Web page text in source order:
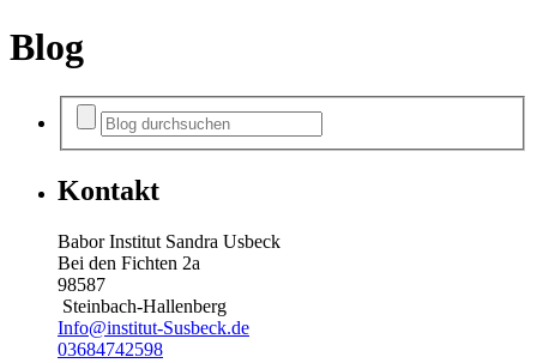
Blog
Kontakt
Babor Institut Sandra Usbeck
Bei den Fichten 2a
98587
Steinbach-Hallenberg
Info@institut-Susbeck.de
03684742598